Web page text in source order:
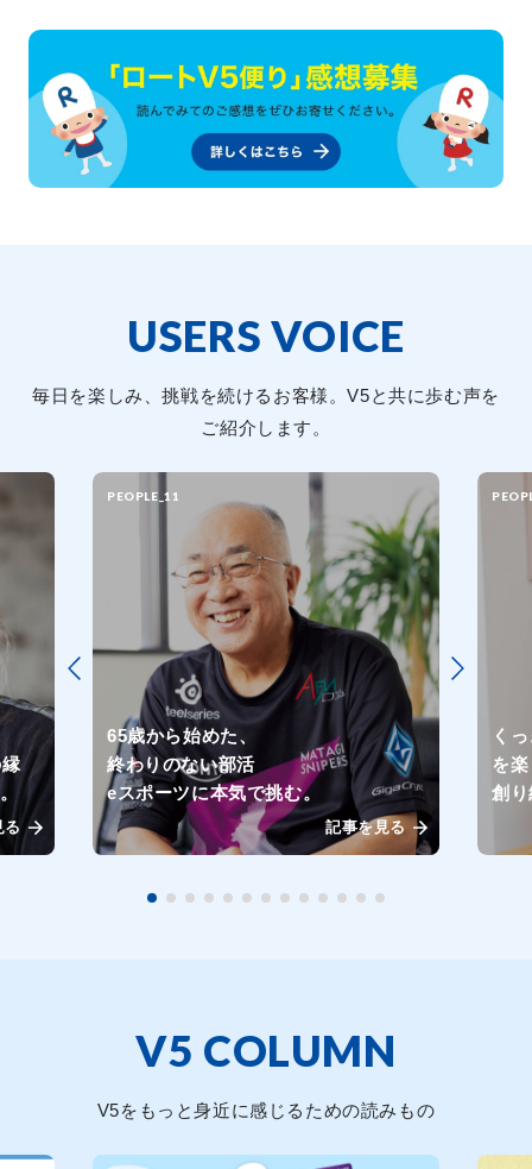
USERS VOICE
毎日を楽しみ、挑戦を続けるお客様。V5と共に歩む声を
ご紹介します。
縁
る
PEOPLE_11
65歳から始めた、
終わりのない部活
eスポーツに本気で挑む。
記事を見る
く
を
創
V5 COLUMN
V5をもっと身近に感じるための読みもの